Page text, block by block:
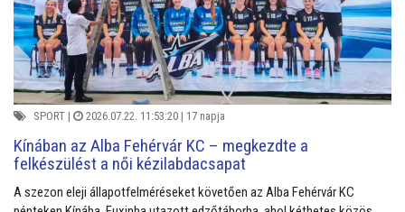
SPORT | 2026.07.22. 11:53:20 | 17 napja
Kínában az Alba Fehérvár KC – megkezdte a
felkészülést a női kézilabdacsapat
A szezon eleji állapotfelméréseket követően az Alba Fehérvár KC